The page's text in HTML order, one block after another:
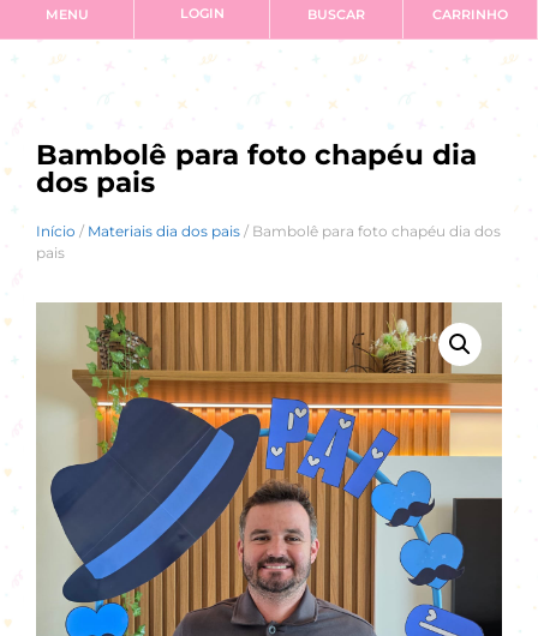
MENU LOGIN BUSCAR CARRINHO
Bambolê para foto chapéu dia
dos pais
Início / Materiais dia dos pais / Bambolê para foto chapéu dia dos
pais